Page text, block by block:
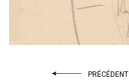
PRÉCÉDENT